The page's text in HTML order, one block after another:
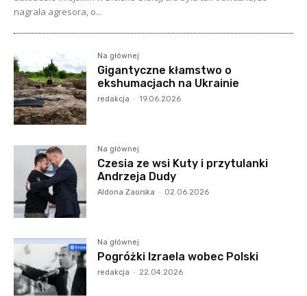
nagrała agresora, o...
Na głównej
Gigantyczne kłamstwo o
ekshumacjach na Ukrainie
redakcja - 19.06.2026
Na głównej
Czesia ze wsi Kuty i przytulanki
Andrzeja Dudy
Aldona Zaorska - 02.06.2026
Na głównej
Pogróżki Izraela wobec Polski
redakcja - 22.04.2026